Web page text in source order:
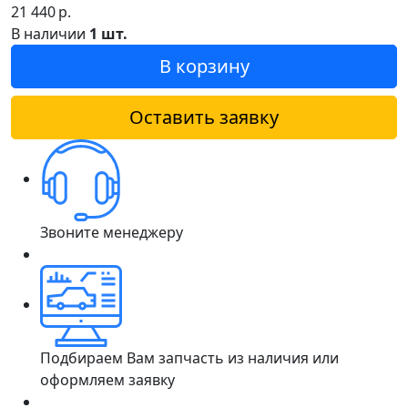
21 440р.
В наличии 1 шт.
В корзину
Оставить заявку
Звоните менеджеру
Подбираем Вам запчасть из наличия или
оформляем заявку